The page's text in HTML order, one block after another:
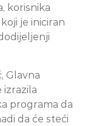
korisnika
je iniciran
Glavna
izrazila
programa da
da će steći